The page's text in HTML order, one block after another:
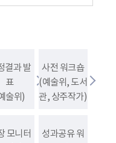
결과 발
표
술위)
사전 워크숍
(예술위, 도서
관, 상주작가)
모니터
성과공유 워